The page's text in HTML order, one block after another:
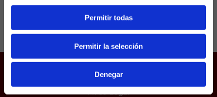
Permitir todas
Permitir la selección
Denegar
Juego responsable